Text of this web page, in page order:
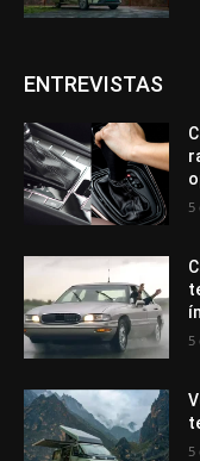
ENTREVISTAS
5
5
5